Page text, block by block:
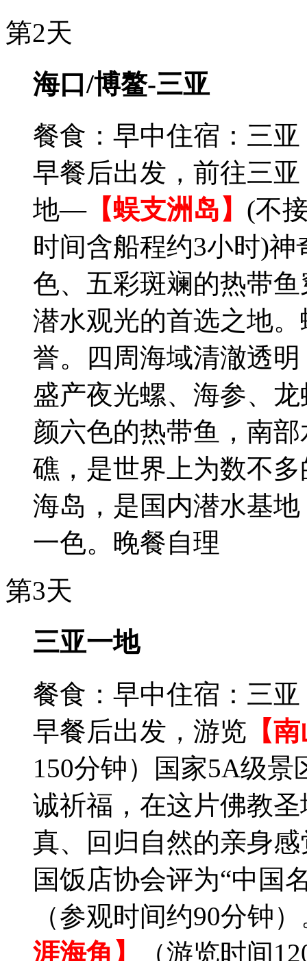
第2天
海口/博鳌-三亚
餐食：早中住宿：三亚
早餐后出发，前往三
地—【蜈支洲岛】 (不
时间含船程约3小时)
色、五彩斑斓的热带
潜水观光的首选之地
誉。四周海域清澈透
盛产夜光螺、海参、
颜六色的热带鱼，南
礁，是世界上为数不
海岛，是国内潜水基
一色。晚餐自理
第3天
三亚一地
餐食：早中住宿：三亚
早餐后出发，游览 【
150分钟）国家5A级
诚祈福，在这片佛教
真、回归自然的亲身感
国饭店协会评为“中国
（参观时间约90分钟
涯海角】
（游览时间